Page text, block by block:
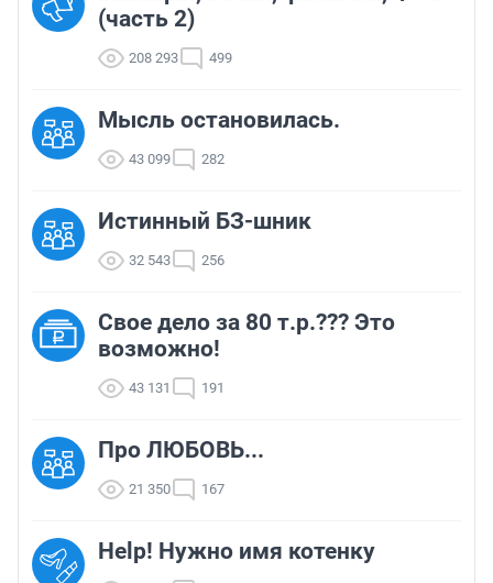
(часть 2)
208 293 499
Мысль остановилась.
43 099 282
Истинный БЗ-шник
32 543 256
Свое дело за 80 т.р.??? Это
возможно!
43 131 191
Про ЛЮБОВЬ...
21 350 167
Help! Нужно имя котенку